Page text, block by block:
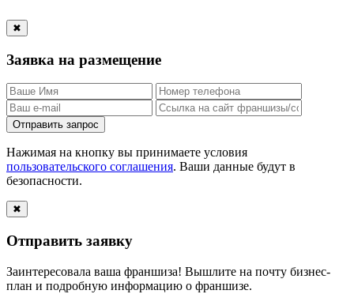
✖
Заявка на размещение
Отправить запрос
Нажимая на кнопку вы принимаете условия
пользовательского соглашения. Ваши данные будут в
безопасности.
✖
Отправить заявку
Заинтересовала ваша франшиза! Вышлите на почту бизнес-
план и подробную информацию о франшизе.